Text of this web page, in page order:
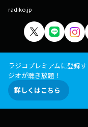
radiko.jp
ラジコプレミアムに登録
ジオが聴き放題！
詳しくはこちら